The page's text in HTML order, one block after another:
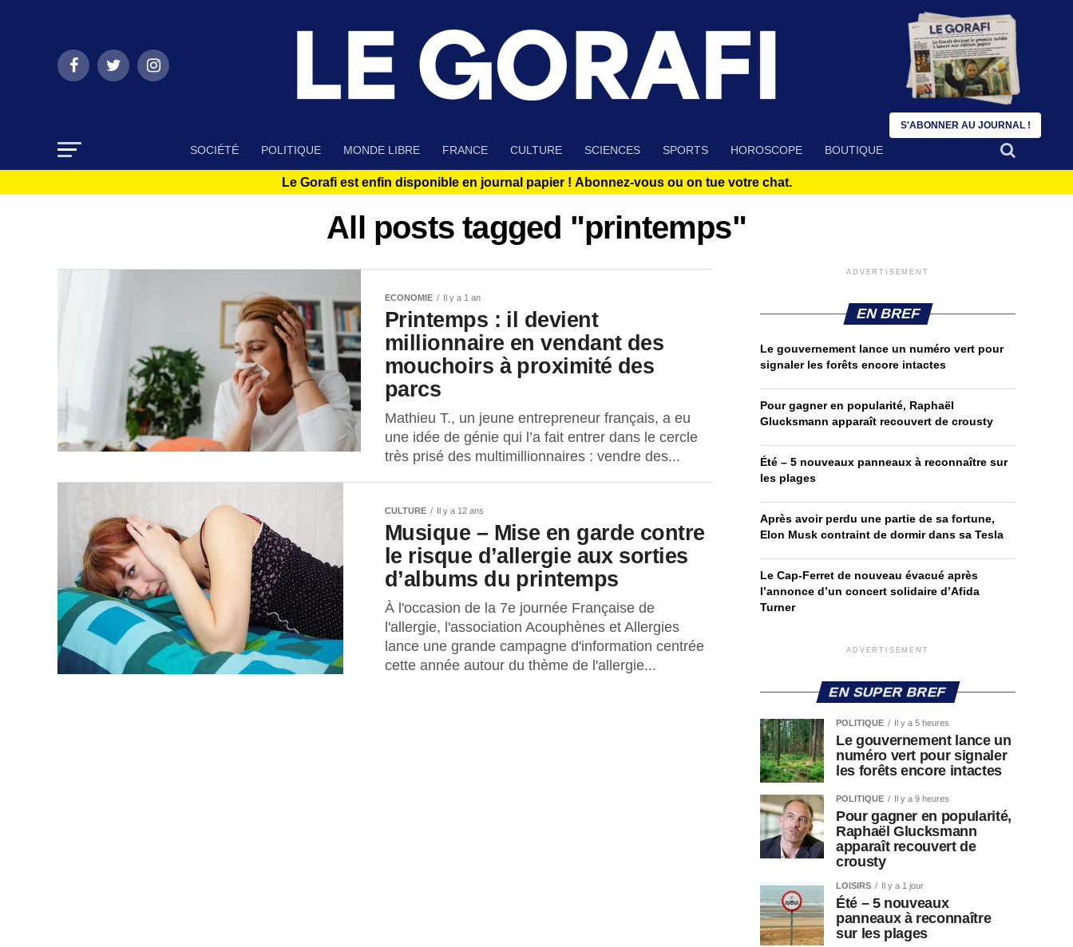
SOCIÉTÉ POLITIQUE MONDE LIBRE FRANCE CULTURE SCIENCES SPORTS HOROSCOPE BOUTIQUE
Le Gorafi est enfin disponible en journal papier ! Abonnez-vous ou on tue votre chat.
All posts tagged "printemps"
ECONOMIE Il y a 1 an
Printemps : il devient
millionnaire en vendant des
mouchoirs à proximité des
parcs
Mathieu T., un jeune entrepreneur français, a eu
une idée de génie qui l’a fait entrer dans le cercle
très prisé des multimillionnaires : vendre des...
CULTURE Il y a 12 ans
Musique – Mise en garde contre
le risque d’allergie aux sorties
d’albums du printemps
À l'occasion de la 7e journée Française de
l'allergie, l'association Acouphènes et Allergies
lance une grande campagne d'information centrée
cette année autour du thème de l'allergie...
ADVERTISEMENT
EN BREF
Le gouvernement lance un numéro vert pour
signaler les forêts encore intactes
Pour gagner en popularité, Raphaël
Glucksmann apparaît recouvert de crousty
Été – 5 nouveaux panneaux à reconnaître sur
les plages
Après avoir perdu une partie de sa fortune,
Elon Musk contraint de dormir dans sa Tesla
Le Cap-Ferret de nouveau évacué après
l’annonce d’un concert solidaire d’Afida
Turner
ADVERTISEMENT
EN SUPER BREF
POLITIQUE Il y a 5 heures
Le gouvernement lance un
numéro vert pour signaler
les forêts encore intactes
POLITIQUE Il y a 9 heures
Pour gagner en popularité,
Raphaël Glucksmann
apparaît recouvert de
crousty
LOISIRS Il y a 1 jour
Été – 5 nouveaux
panneaux à reconnaître
sur les plages
S'ABONNER AU JOURNAL !